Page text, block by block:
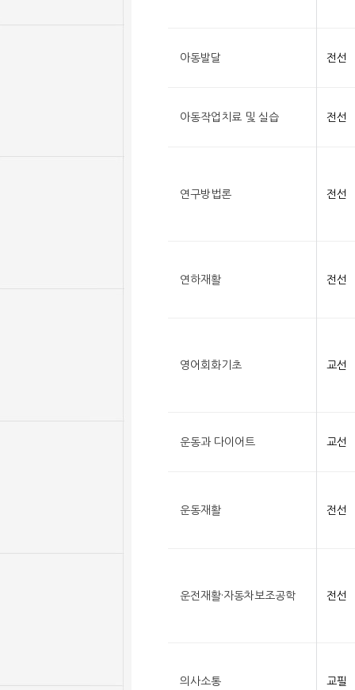
아동발달 전선
아동작업치료 및 실습 전선
연구방법론 전선
연하재활 전선
영어회화기초 교선
운동과 다이어트 교선
운동재활 전선
운전재활·자동차보조공학 전선
의사소통 교필